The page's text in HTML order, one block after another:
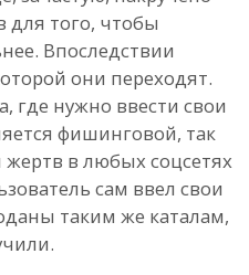
для того, чтобы
Впоследствии
они переходят.
где нужно ввести свои
фишинговой, так
жертв в любых соцсетях
сам ввел свои
таким же каталам,